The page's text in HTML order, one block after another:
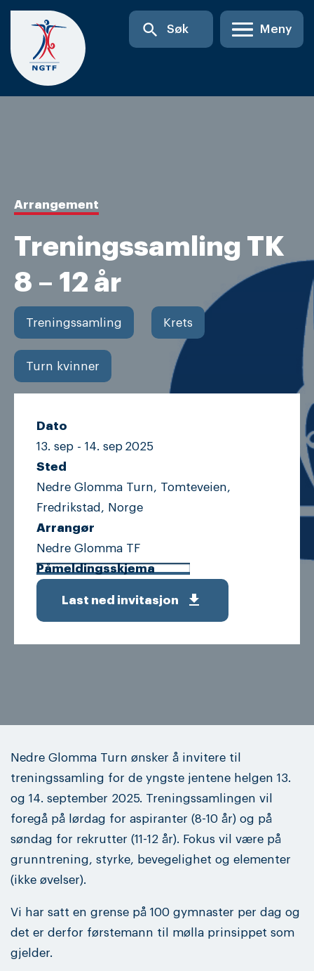
Skip
content
search Søk Meny
Arrangement
Treningssamling TK
8 – 12 år
Treningssamling Krets
Turn kvinner
Dato
13. sep - 14. sep 2025
Sted
Nedre Glomma Turn, Tomteveien,
Fredrikstad, Norge
Arrangør
Nedre Glomma TF
Påmeldingsskjema
Last ned invitasjon get_app
Nedre Glomma Turn ønsker å invitere til
treningssamling for de yngste jentene helgen 13.
og 14. september 2025. Treningssamlingen vil
foregå på lørdag for aspiranter (8-10 år) og på
søndag for rekrutter (11-12 år). Fokus vil være på
grunntrening, styrke, bevegelighet og elementer
(ikke øvelser).
Vi har satt en grense på 100 gymnaster per dag og
det er derfor førstemann til mølla prinsippet som
gjelder.